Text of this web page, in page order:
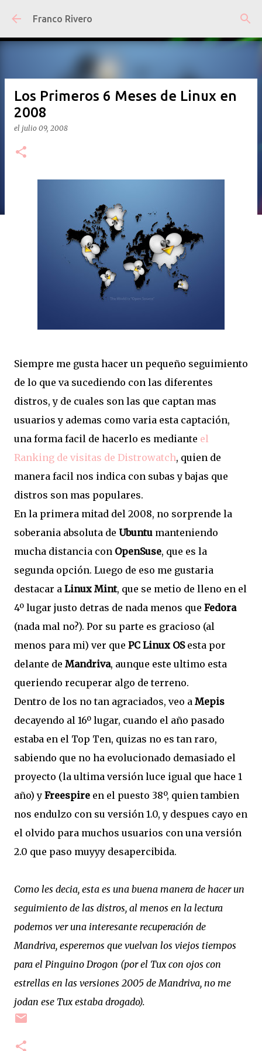
Ir al contenido principal
Franco Rivero
Los Primeros 6 Meses de Linux en
2008
el julio 09, 2008
Siempre me gusta hacer un pequeño seguimiento
de lo que va sucediendo con las diferentes
distros, y de cuales son las que captan mas
usuarios y ademas como varia esta captación,
una forma facil de hacerlo es mediante el
Ranking de visitas de Distrowatch, quien de
manera facil nos indica con subas y bajas que
distros son mas populares.
En la primera mitad del 2008, no sorprende la
soberania absoluta de Ubuntu manteniendo
mucha distancia con OpenSuse, que es la
segunda opción. Luego de eso me gustaria
destacar a Linux Mint, que se metio de lleno en el
4º lugar justo detras de nada menos que Fedora
(nada mal no?). Por su parte es gracioso (al
menos para mi) ver que PC Linux OSesta por
delante de Mandriva, aunque este ultimo esta
queriendo recuperar algo de terreno.
Dentro de los no tan agraciados, veo a Mepis
decayendo al 16º lugar, cuando el año pasado
estaba en el Top Ten, quizas no es tan raro,
sabiendo que no ha evolucionado demasiado el
proyecto (la ultima versión luce igual que hace 1
año) y Freespire en el puesto 38º, quien tambien
nos endulzo con su versión 1.0, y despues cayo en
el olvido para muchos usuarios con una versión
2.0 que paso muyyy desapercibida.
Como les decia, esta es una buena manera de hacer un
seguimiento de las distros, al menos en la lectura
podemos ver una interesante recuperación de
Mandriva, esperemos que vuelvan los viejos tiempos
para el Pinguino Drogon (por el Tux con ojos con
estrellas en las versiones 2005 de Mandriva, no me
jodan ese Tux estaba drogado).